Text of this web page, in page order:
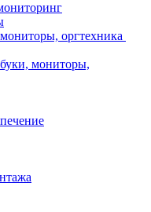
оргтехника
мониторы,